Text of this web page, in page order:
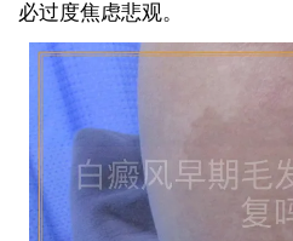
必过度焦虑悲观。